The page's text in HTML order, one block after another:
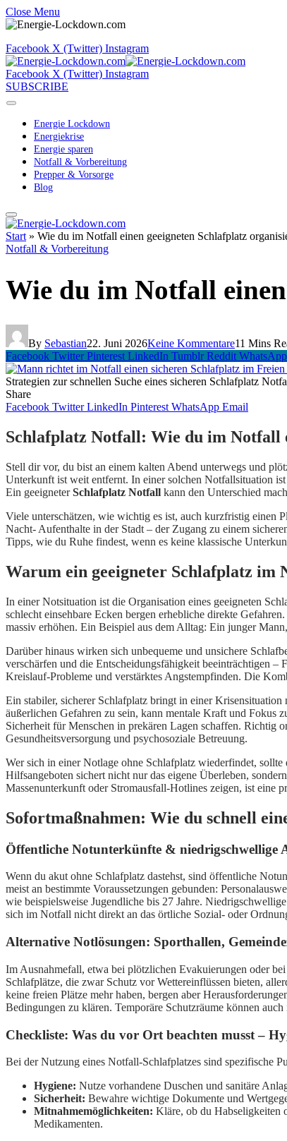
Close Menu
Facebook X (Twitter) Instagram
Facebook X (Twitter) Instagram
SUBSCRIBE
Energie Lockdown
Energiekrise
Energie sparen
Notfall & Vorbereitung
Prepper & Vorsorge
Blog
Start » Wie du im Notfall einen geeigneten Schlafplatz
Notfall & Vorbereitung
Wie du im Notfall
By Sebastian22. Juni 2026Keine Kommentare11 Mins
Facebook Twitter Pinterest LinkedIn Tumblr Reddit WhatsApp
Strategien zur schnellen Suche eines sicheren Schlafplatz
Share
Facebook Twitter LinkedIn Pinterest WhatsApp Email
Schlafplatz Notfall: Wie du im Notfall
Stell dir vor, du bist an einem kalten Abend unterwegs und
Unterkunft ist weit entfernt. In einer solchen Notfallsituation
Ein geeigneterSchlafplatz Notfall kann den Unterschied
Viele unterschätzen, wie wichtig es ist, auch kurzfristig einen
Nacht- Aufenthalte in der Stadt – der Zugang zu einem
Tipps, wie du Ruhe findest, wenn es keine klassische
Warum ein geeigneter Schlafplatz im
In einer Notsituation ist die Organisation eines geeigneten
schlecht einsehbare Ecken bergen erhebliche direkte
massiv erhöhen. Ein Beispiel aus dem Alltag: Ein junger
Darüber hinaus wirken sich unbequeme und unsichere
verschärfen und die Entscheidungsfähigkeit beeinträchtigen
Kreislauf-Probleme und verstärktes Angstempfinden. Die
Ein stabiler, sicherer Schlafplatz bringt in einer
äußerlichen Gefahren zu sein, kann mentale Kraft und Fokus
Sicherheit für Menschen in prekären Lagen schaffen. Richtig
Gesundheitsversorgung und psychosoziale Betreuung.
Wer sich in einer Notlage ohne Schlafplatz wiederfindet,
Hilfsangeboten sichert nicht nur das eigene Überleben,
Massenunterkunft oder Stromausfall-Hotlines zeigen, ist eine
Sofortmaßnahmen: Wie du schnell
Öffentliche Notunterkünfte & niedrigschwellige
Wenn du akut ohne Schlafplatz dastehst, sind öffentliche
meist an bestimmte Voraussetzungen gebunden:
wie beispielsweise Jugendliche bis 27 Jahre.
sich im Notfall nicht direkt an das örtliche Sozial- oder
Alternative Notlösungen: Sporthallen,
Im Ausnahmefall, etwa bei plötzlichen Evakuierungen oder
Schlafplätze, die zwar Schutz vor Wettereinflüssen bieten,
keine freien Plätze mehr haben, bergen aber
Bedingungen zu klären. Temporäre Schutzräume können
Checkliste: Was du vor Ort beachten musst –
Bei der Nutzung eines Notfall-Schlafplatzes sind spezifische
Hygiene: Nutze vorhandene Duschen und sanitäre
Sicherheit: Bewahre wichtige Dokumente und
Mitnahmemöglichkeiten: Kläre, ob du Habseligkeiten
Medikamenten.